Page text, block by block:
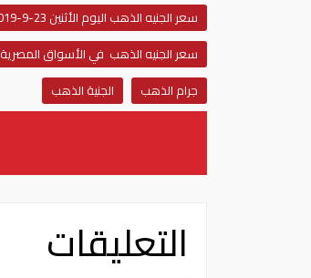
سعر الجنيه الذهب اليوم الأثنين 23-9-2019 في الأسواق المصرية
سعر الجنيه الذهب في الأسواق المصرية
جرام الذهب
الجنية الذهب
التعليقات